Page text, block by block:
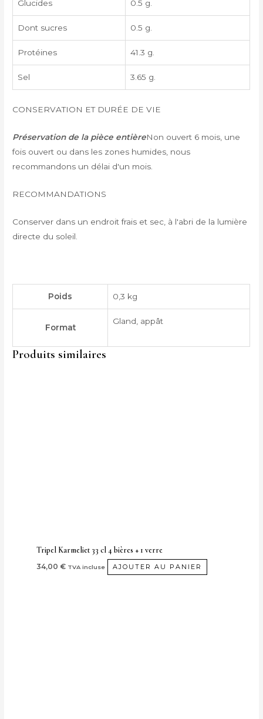
Glucides 0.5 g.
Dont sucres 0.5 g.
Protéines 41.3 g.
Sel 3.65 g.
CONSERVATION ET DURÉE DE VIE
Préservation de la pièce entièreNon ouvert 6 mois, une
fois ouvert ou dans les zones humides, nous
recommandons un délai d'un mois.
RECOMMANDATIONS
Conserver dans un endroit frais et sec, à l'abri de la lumière
directe du soleil.
Poids 0,3 kg
Format
Gland, appât
Produits similaires
Tripel Karmeliet 33 cl 4 bières + 1 verre
34,00€ TVA incluse AJOUTER AU PANIER